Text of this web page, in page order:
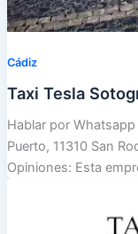
Cádiz
Taxi Tesla
Hablar por
Puerto, 11310 San
Opiniones: Esta